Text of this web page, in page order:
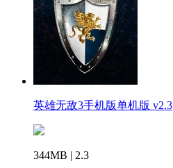
英雄无敌3手机版单机版 v2.3
344MB | 2.3